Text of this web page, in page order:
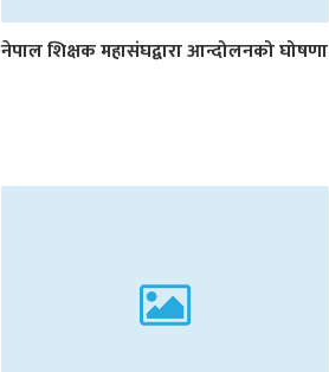
नेपाल शिक्षक महासंघद्वारा आन्दोलनको घोषणा